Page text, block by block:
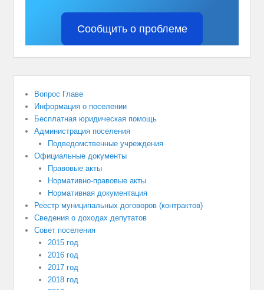
Сообщить о проблеме
Вопрос Главе
Информация о поселении
Бесплатная юридическая помощь
Администрация поселения
Подведомственные учреждения
Официальные документы
Правовые акты
Нормативно-правовые акты
Нормативная документация
Реестр муниципальных договоров (контрактов)
Сведения о доходах депутатов
Совет поселения
2015 год
2016 год
2017 год
2018 год